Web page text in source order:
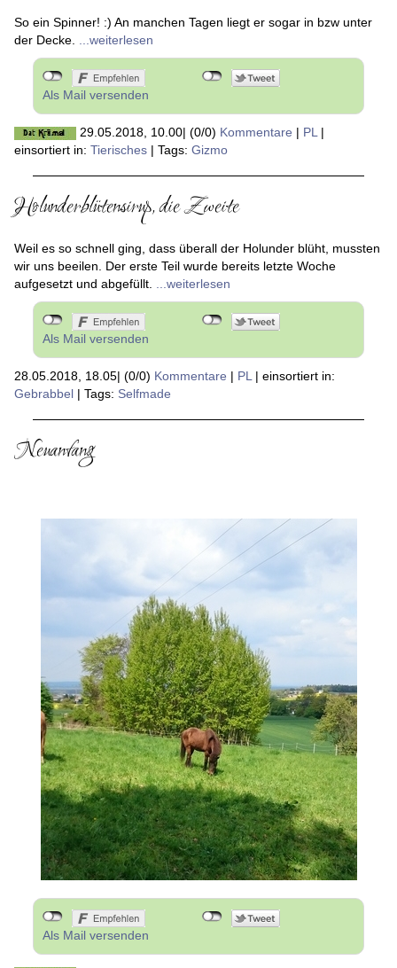
So ein Spinner! :) An manchen Tagen liegt er sogar in bzw unter
der Decke. ...weiterlesen
Als Mail versenden
29.05.2018, 10.00| (0/0) Kommentare | PL|
einsortiert in: Tierisches | Tags: Gizmo
Holunderblütensirup, die Zweite
Weil es so schnell ging, dass überall der Holunder blüht, mussten
wir uns beeilen. Der erste Teil wurde bereits letzte Woche
aufgesetzt und abgefüllt. ...weiterlesen
Als Mail versenden
28.05.2018, 18.05| (0/0) Kommentare | PL| einsortiert in:
Gebrabbel | Tags: Selfmade
Neuanfang
Als Mail versenden